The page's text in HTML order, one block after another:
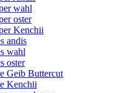
wahl
oster
Kenchii
andis
wahl
oster
Geib Buttercut
Kenchii